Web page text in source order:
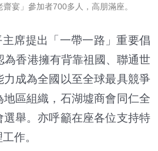
齋宴」參加者700多人，高朋滿座。
席提出「一帶一路」重要倡
為香港擁有背靠祖國、聯通世
成為全國以至全球最具競爭
區組織，石湖墟商會同仁全
舉。亦呼籲在座各位支持特
作。